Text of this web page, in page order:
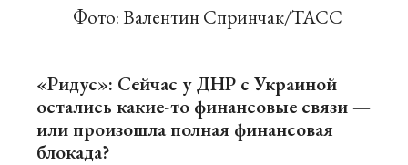
Фото: Валентин Спринчак/ТАСС
«Ридус»: Сейчас у ДНР с Украиной
остались какие-то финансовые связи —
или произошла полная финансовая
блокада?